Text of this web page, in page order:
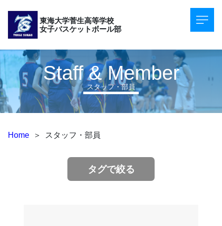
東海大学菅生高等学校
女子バスケットボール部
スタッフ・部員
Staff & Member
Home ＞ スタッフ・部員
タグで絞る